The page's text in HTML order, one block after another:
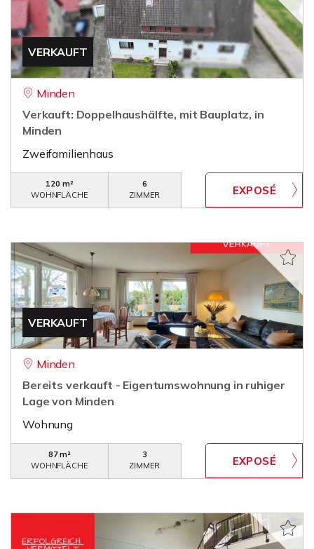
VERKAUFT
Minden
Verkauft: Doppelhaushälfte, mit Bauplatz, in
Minden
Zweifamilienhaus
120 m²
WOHNFLÄCHE
6
ZIMMER
VERKAUFT
Minden
Bereits verkauft - Eigentumswohnung in ruhiger
Lage von Minden
Wohnung
87 m²
WOHNFLÄCHE
3
ZIMMER